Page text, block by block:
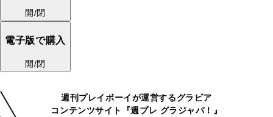
開/閉
電子版で購入
開/閉
週刊プレイボーイが運営するグラビア
コンテンツサイト『週プレ グラジャパ！』